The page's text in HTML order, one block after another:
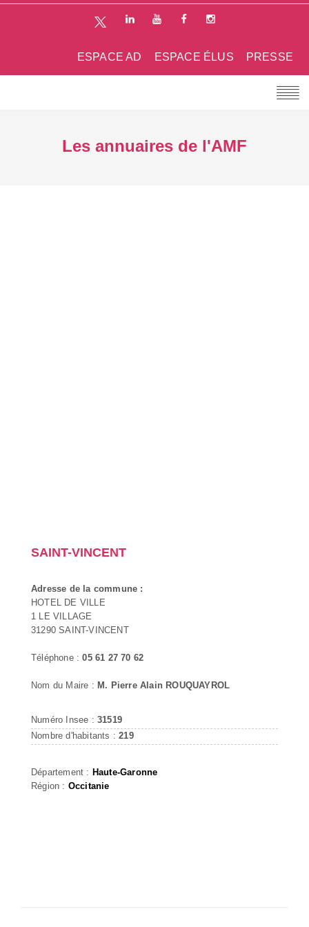
PRESSE
ESPACE ÉLUS
ESPACE AD
Les annuaires de l'AMF
SAINT-VINCENT
Adresse de la commune :
HOTEL DE VILLE
1 LE VILLAGE
31290 SAINT-VINCENT
Téléphone :05 61 27 70 62
Nom du Maire : M. Pierre Alain ROUQUAYROL
Numéro Insee : 31519
Nombre d'habitants :219
Département : Haute-Garonne
Région : Occitanie